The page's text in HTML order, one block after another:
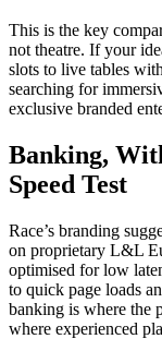
This is the key
not theatre. If your
slots to live tables
searching for
exclusive branded
Banking,
Speed Test
Race’s branding
on proprietary L&L
optimised for low
to quick page loads
banking is where the
where experienced